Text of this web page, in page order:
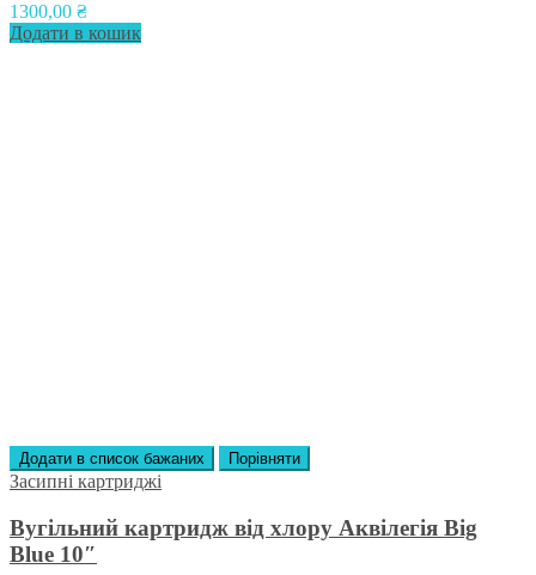
1300,00 ₴
Додати в кошик
Додати в список бажаних Порівняти
Засипні картриджі
Вугільний картридж від хлору Аквілегія Вig
Вlue 10″